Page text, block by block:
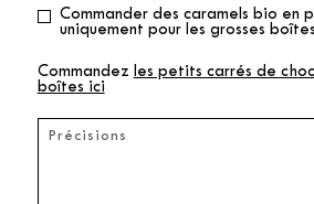
Commander des caramels bio en
uniquement pour les grosses
Commandez
les petits carrés de
boîtes ici